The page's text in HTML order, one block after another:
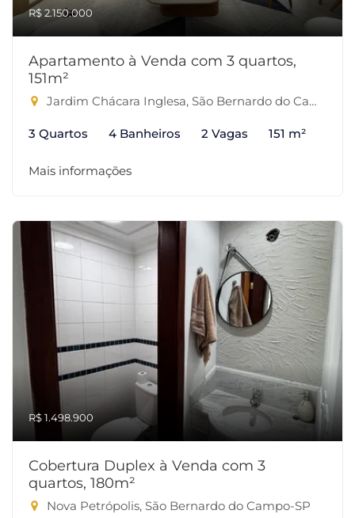
R$ 2.150.000
Apartamento à Venda com 3 quartos,
151m²
Jardim Chácara Inglesa, São Bernardo do Campo-SP
3 Quartos 4 Banheiros 2 Vagas 151 m²
Mais informações
R$ 1.498.900
Cobertura Duplex à Venda com 3
quartos, 180m²
Nova Petrópolis, São Bernardo do Campo-SP